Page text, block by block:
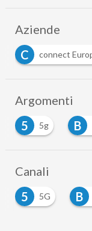
Aziende
C
connect
Argomenti
5
5g B
Canali
5
5G B